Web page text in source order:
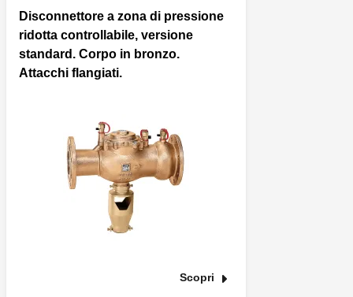
Disconnettore a zona di pressione
ridotta controllabile, versione
standard. Corpo in bronzo.
Attacchi flangiati.
Scopri